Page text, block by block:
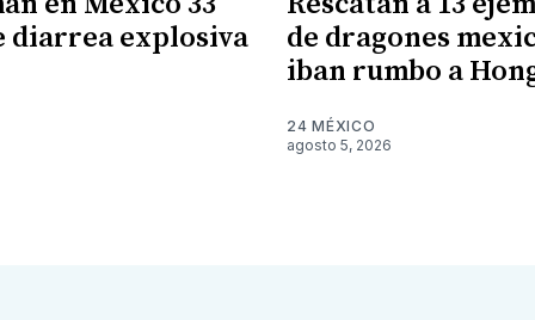
diarrea explosiva
de dragones
iban rumbo a
24 MÉXICO
agosto 5, 2026